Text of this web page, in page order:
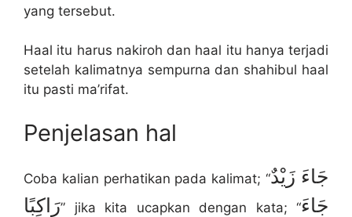
yang tersebut.
Haal itu harus nakiroh dan haal itu hanya terjadi
setelah kalimatnya sempurna dan shahibul haal
itu pasti ma’rifat.
Penjelasan hal
Coba kalian perhatikan pada kalimat; “جَاءَ زَيْدٌ
رَاكِبًا” jika kita ucapkan dengan kata; “جَاءَ